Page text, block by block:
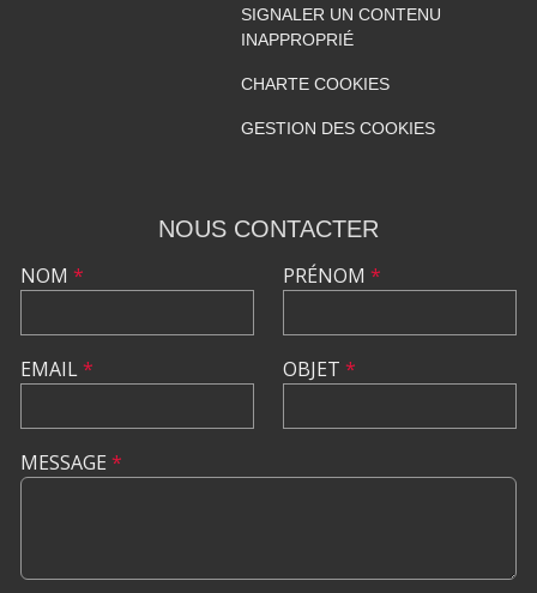
SIGNALER UN CONTENU
INAPPROPRIÉ
CHARTE COOKIES
GESTION DES COOKIES
NOUS CONTACTER
NOM *
EMAIL*
PRÉNOM *
OBJET *
MESSAGE *